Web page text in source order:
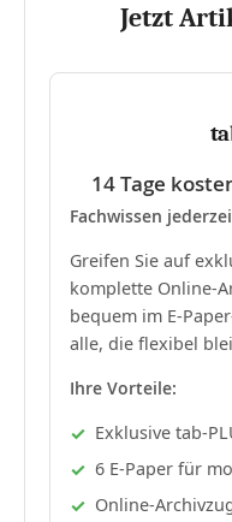
Jetzt
14 Tage
Fachwissen
Greifen Sie auf
komplette Online-
bequem im E-
alle, die flexibel
Ihre Vorteile:
Exklusive tab-
6 E-Paper für
Online-